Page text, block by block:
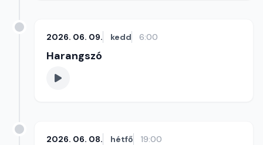
2026. 06. 09. kedd 6:00
Harangszó
2026. 06. 08. hétfő 19:00